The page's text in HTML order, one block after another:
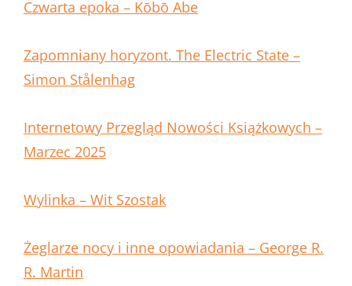
Czwarta epoka – Kōbō Abe
Zapomniany horyzont. The Electric State –
Simon Stålenhag
Internetowy Przegląd Nowości Książkowych –
Marzec 2025
Wylinka – Wit Szostak
Żeglarze nocy i inne opowiadania – George R.
R. Martin